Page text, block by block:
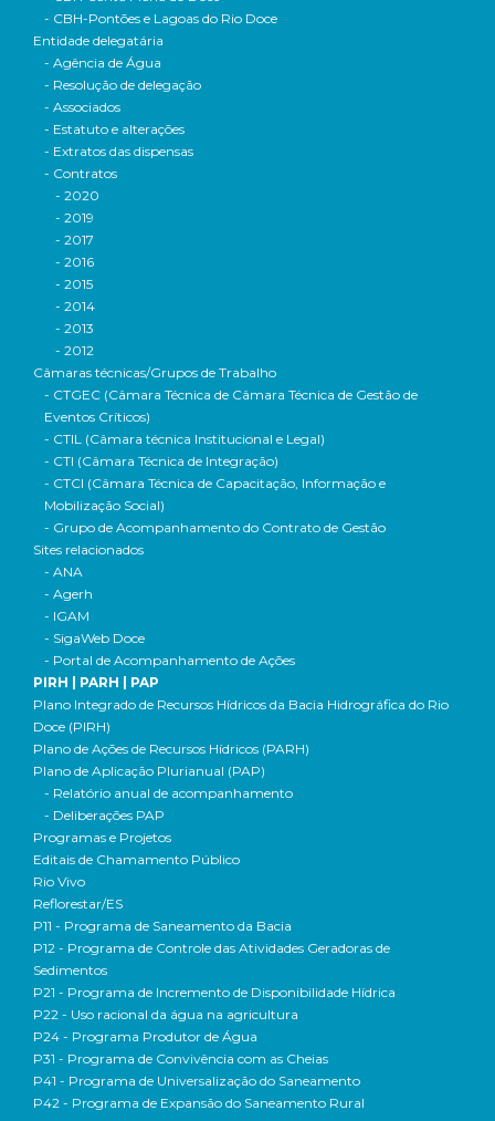
- CBH-Pontões e Lagoas do Rio Doce
Entidade delegatária
- Agência de Água
- Resolução de delegação
- Associados
- Estatuto e alterações
- Extratos das dispensas
- Contratos
- 2020
- 2019
- 2017
- 2016
- 2015
- 2014
- 2013
- 2012
Câmaras técnicas/Grupos de Trabalho
- CTGEC (Câmara Técnica de Câmara Técnica de Gestão de
Eventos Críticos)
- CTIL (Câmara técnica Institucional e Legal)
- CTI (Câmara Técnica de Integração)
- CTCI (Câmara Técnica de Capacitação, Informação e
Mobilização Social)
- Grupo de Acompanhamento do Contrato de Gestão
Sites relacionados
- ANA
- Agerh
- IGAM
- SigaWeb Doce
- Portal de Acompanhamento de Ações
PIRH | PARH | PAP
Plano Integrado de Recursos Hídricos da Bacia Hidrográfica do Rio
Doce (PIRH)
Plano de Ações de Recursos Hídricos (PARH)
Plano de Aplicação Plurianual (PAP)
- Relatório anual de acompanhamento
- Deliberações PAP
Programas e Projetos
Editais de Chamamento Público
Rio Vivo
Reflorestar/ES
P11 - Programa de Saneamento da Bacia
P12 - Programa de Controle das Atividades Geradoras de
Sedimentos
P21 - Programa de Incremento de Disponibilidade Hídrica
P22 - Uso racional da água na agricultura
P24 - Programa Produtor de Água
P31 - Programa de Convivência com as Cheias
P41 - Programa de Universalização do Saneamento
P42 - Programa de Expansão do Saneamento Rural